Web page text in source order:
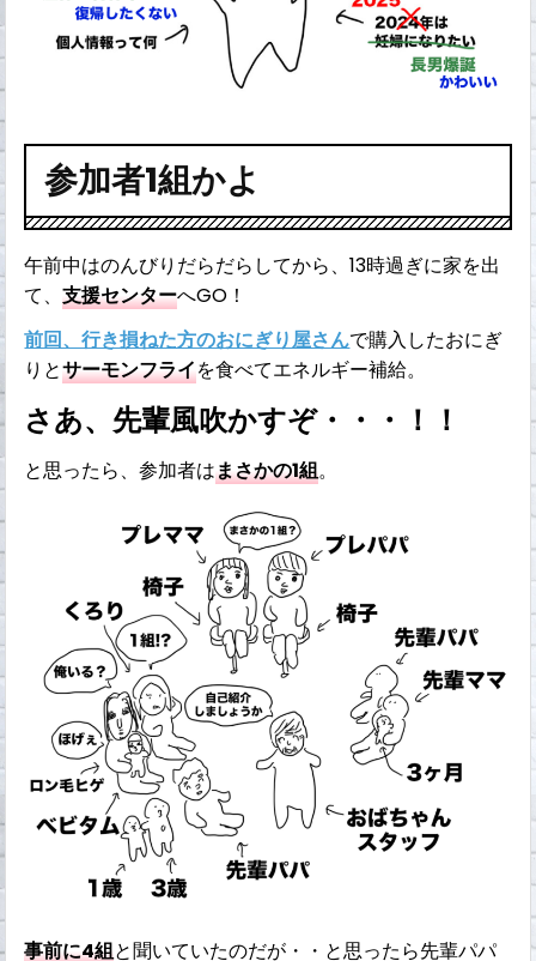
参加者1組かよ
午前中はのんびりだらだらしてから、13時過ぎに家を出
て、支援センターへGO！
前回、行き損ねた方のおにぎり屋さんで購入したおにぎ
りとサーモンフライを食べてエネルギー補給。
さあ、先輩風吹かすぞ・・・！！
と思ったら、参加者はまさかの1組。
事前に4組と聞いていたのだが・・と思ったら先輩パパ